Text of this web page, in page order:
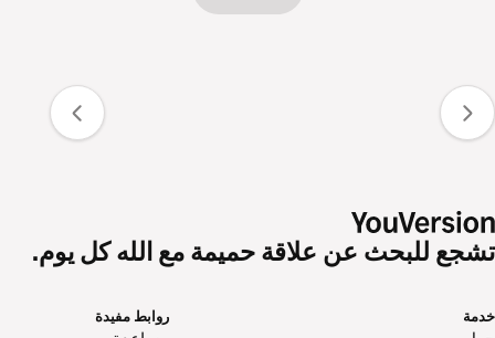
تشجع للبحث عن علاقة حميمة مع الله كل يوم.
خدمة روابط مفيدة